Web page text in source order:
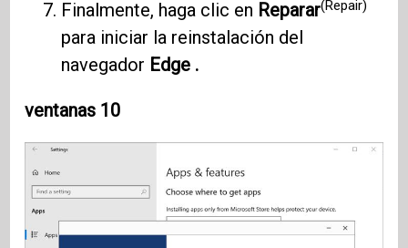
Finalmente, haga clic en Reparar(Repair)
para iniciar la reinstalación del
navegador Edge .
ventanas 10